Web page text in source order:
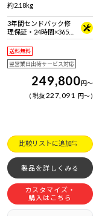
約2.18kg
3年間センドバック修
理保証・24時間×365
日電話サポート
送料無料
翌営業日出荷サービス対応
249,800円～
税抜227,091 円～
比較リストに追加
製品を詳しくみる
カスタマイズ・
購入はこちら